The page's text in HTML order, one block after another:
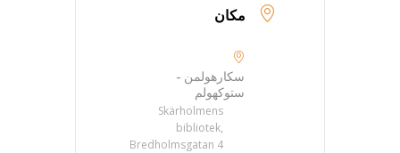
مكان
سكارهولمن -
ستوكهولم
Skärholmens
bibliotek,
Bredholmsgatan 4